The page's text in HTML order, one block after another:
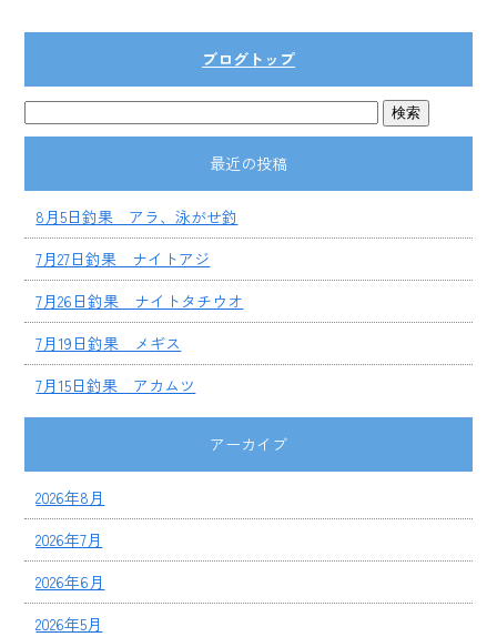
ok ブログトップ
最近の投稿
8月5日釣果 アラ、泳がせ釣
7月27日釣果 ナイトアジ
7月26日釣果 ナイトタチウオ
7月19日釣果 メギス
7月15日釣果 アカムツ
アーカイブ
2026年8月
2026年7月
2026年6月
2026年5月